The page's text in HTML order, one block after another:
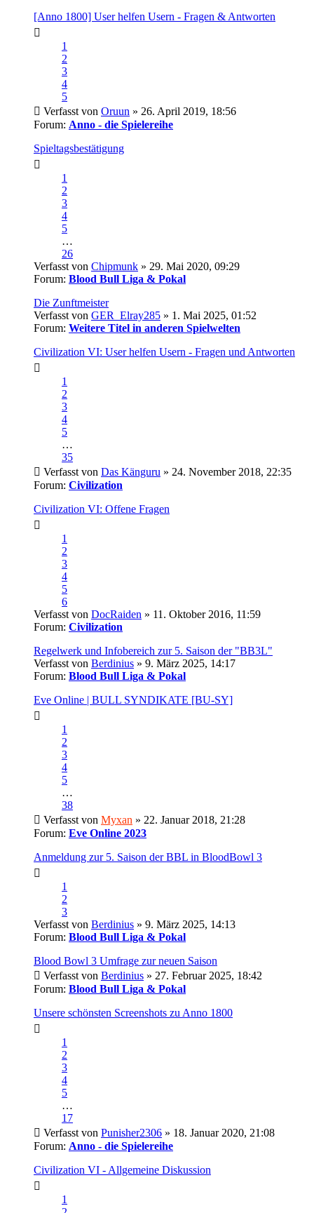
[Anno 1800] User helfen Usern - Fragen & Antworten
1
2
3
4
5
Verfasst von Oruun » 26. April 2019, 18:56
Forum: Anno - die Spielereihe
Spieltagsbestätigung
1
2
3
4
5
…
26
Verfasst von Chipmunk » 29. Mai 2020, 09:29
Forum: Blood Bull Liga & Pokal
Die Zunftmeister
Verfasst von GER_Elray285 » 1. Mai 2025, 01:52
Forum: Weitere Titel in anderen Spielwelten
Civilization VI: User helfen Usern - Fragen und Antworten
1
2
3
4
5
…
35
Verfasst von Das Känguru » 24. November 2018, 22:35
Forum: Civilization
Civilization VI: Offene Fragen
1
2
3
4
5
6
Verfasst von DocRaiden » 11. Oktober 2016, 11:59
Forum: Civilization
Regelwerk und Infobereich zur 5. Saison der "BB3L"
Verfasst von Berdinius » 9. März 2025, 14:17
Forum: Blood Bull Liga & Pokal
Eve Online | BULL SYNDIKATE [BU-SY]
1
2
3
4
5
…
38
Verfasst von Myxan » 22. Januar 2018, 21:28
Forum: Eve Online 2023
Anmeldung zur 5. Saison der BBL in BloodBowl 3
1
2
3
Verfasst von Berdinius » 9. März 2025, 14:13
Forum: Blood Bull Liga & Pokal
Blood Bowl 3 Umfrage zur neuen Saison
Verfasst von Berdinius » 27. Februar 2025, 18:42
Forum: Blood Bull Liga & Pokal
Unsere schönsten Screenshots zu Anno 1800
1
2
3
4
5
…
17
Verfasst von Punisher2306 » 18. Januar 2020, 21:08
Forum: Anno - die Spielereihe
Civilization VI - Allgemeine Diskussion
1